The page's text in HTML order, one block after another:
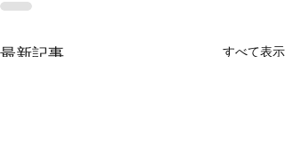
最新記事 すべて表示